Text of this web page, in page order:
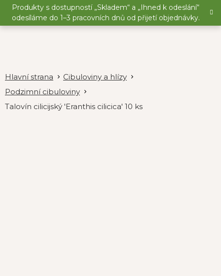
Přejít
obsah
Produkty s dostupností „Skladem“ a „Ihned k odeslání“
odesíláme do 1–3 pracovních dnů od přijetí objednávky.
Cibuloviny a hlízy
Podzimní cibuloviny
Talovín cilicijský 'Eranthis cilicica' 10 ks